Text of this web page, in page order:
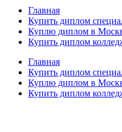
Главная
Купить диплом
Куплю диплом в
Купить диплом
Главная
Купить диплом
Куплю диплом в
Купить диплом